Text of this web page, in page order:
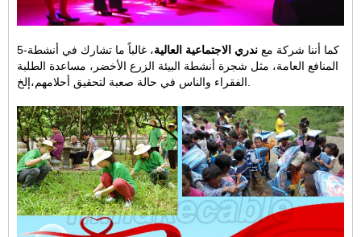
5-كما أننا شركة مع ندري الاجتماعية العالية، غالباً ما تشارك في أنشطة
المنافع العامة، مثل شجرة أنشطة البيئة الزرع الأخضر، مساعدة الطلبة
الفقراء والناس في حالة صعبة لتحقيق أحلامهم،إلخ.